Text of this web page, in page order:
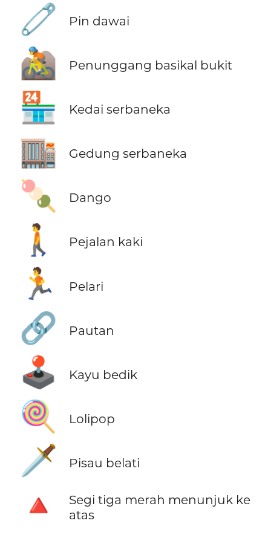
🧷 Pin dawai
🚵 Penunggang basikal bukit
🏪 Kedai serbaneka
🏬 Gedung serbaneka
🍡 Dango
🚶 Pejalan kaki
🏃 Pelari
🔗 Pautan
🕹️ Kayu bedik
🍭 Lolipop
🗡️ Pisau belati
🔺
Segi tiga merah menunjuk ke
atas